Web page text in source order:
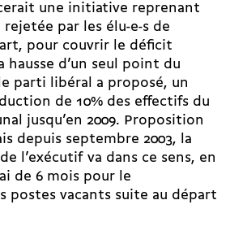
une initiative reprenant
par les élu-e-s de
pour couvrir le déficit
hausse d’un seul point du
parti libéral a proposé, un
de 10% des effectifs du
jusqu’en 2009. Proposition
depuis septembre 2003, la
l’exécutif va dans ce sens, en
de 6 mois pour le
postes vacants suite au départ